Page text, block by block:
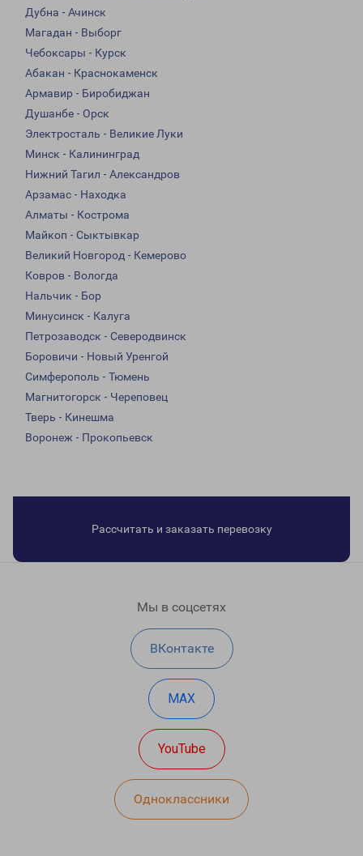
Дубна - Ачинск
Магадан - Выборг
Чебоксары - Курск
Абакан - Краснокаменск
Армавир - Биробиджан
Душанбе - Орск
Электросталь - Великие Луки
Минск - Калининград
Нижний Тагил - Александров
Арзамас - Находка
Алматы - Кострома
Майкоп - Сыктывкар
Великий Новгород - Кемерово
Ковров - Вологда
Нальчик - Бор
Минусинск - Калуга
Петрозаводск - Северодвинск
Боровичи - Новый Уренгой
Симферополь - Тюмень
Магнитогорск - Череповец
Тверь - Кинешма
Воронеж - Прокопьевск
Рассчитать и заказать перевозку
Мы в соцсетях
ВКонтакте
MAX
YouTube
Одноклассники